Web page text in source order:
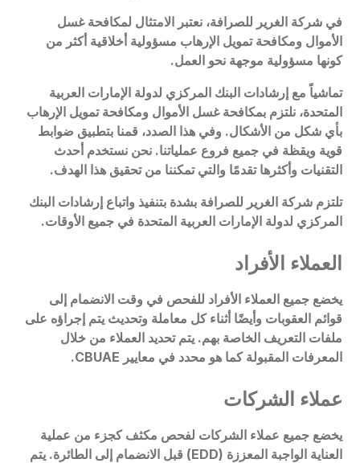
في شركة الغرير للصرافة، نعتبر الامتثال لمكافحة غسل
الأموال ومكافحة تمويل الإرهاب مسؤولية أخلاقية أكثر من
كونها مسؤولية موجهة نحو العمل.
تماشياً مع إرشادات البنك المركزي لدولة الإمارات العربية
المتحدة، نلتزم بمكافحة غسل الأموال ومكافحة تمويل الإرهاب
بأي شكل من الأشكال. وفي هذا الصدد، قمنا بتطبيق ضوابط
قوية ويقظة في جميع فروع عملياتنا. نحن نستخدم أحدث
التقنيات وأكثرها تقدمًا والتي تمكننا من تحقيق هذا الهدف.
تلتزم شركة الغرير للصرافة بشدة بتنفيذ واتباع إرشادات البنك
المركزي لدولة الإمارات العربية المتحدة في جميع الأوقات.
العملاء الأفراد
يخضع جميع العملاء الأفراد للفحص في وقت الانضمام إلى
قوائم العقوبات وأيضًا أثناء كل معاملة وتحديث يتم إجراؤه على
ملفات التعريف الخاصة بهم. يتم تحديد العملاء من خلال
المعرفات المقبولة كما هو محدد في معايير CBUAE.
عملاء الشركات
يخضع جميع عملاء الشركات لفحص مكثف كجزء من عملية
العناية الواجبة المعززة (EDD) قبل الانضمام إلى الطائرة. يتم